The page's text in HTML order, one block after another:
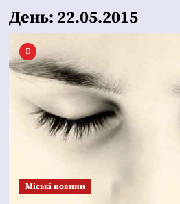
День: 22.05.2015
Mіські новини